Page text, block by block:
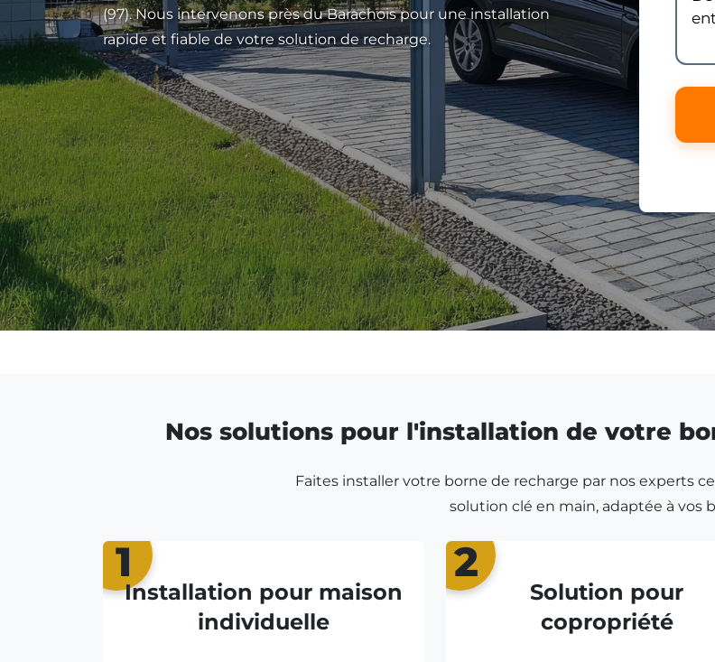
(97). Nous intervenons près du Barachois pour une installation
rapide et fiable de votre solution de recharge.
Nos solutions pour l'installation de votre
Faites installer votre borne de recharge par nos experts
solution clé en main, adaptée à vos
1
Installation pour maison
individuelle
2
Solution pour
copropriété